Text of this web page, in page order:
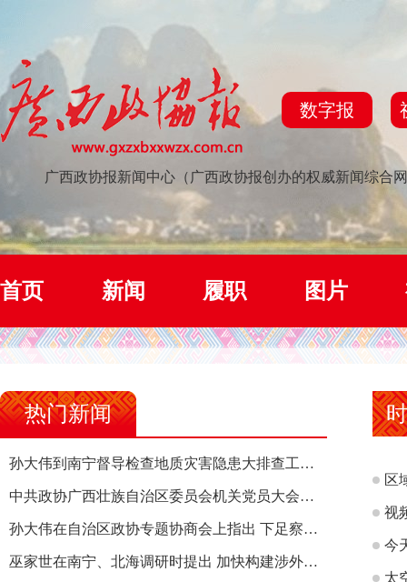
数字报
广西政协报新闻中心（广西政协报创办的权威新闻综合
首页 新闻 履职 图片
热门新闻
孙大伟到南宁督导检查地质灾害隐患大排查工作时强调 筑牢地质灾害安全防线 全力保障人民群众生命财产安全
中共政协广西壮族自治区委员会机关党员大会召开 选举产生新一届机关党委、机关纪委
孙大伟在自治区政协专题协商会上指出 下足察识谋督之功 恪尽服务大局之责 助推有色金属、关键金属产业高质量发展
巫家世在南宁、北海调研时提出 加快构建涉外法律供给集群 护航向海经济高质量发展
区
视
今
太